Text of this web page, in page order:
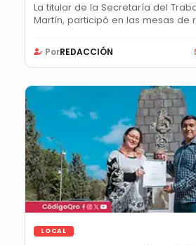
La titular de la Secretaría del
Martín, participó en las mesas de
PorREDACCIÓN
LOCAL